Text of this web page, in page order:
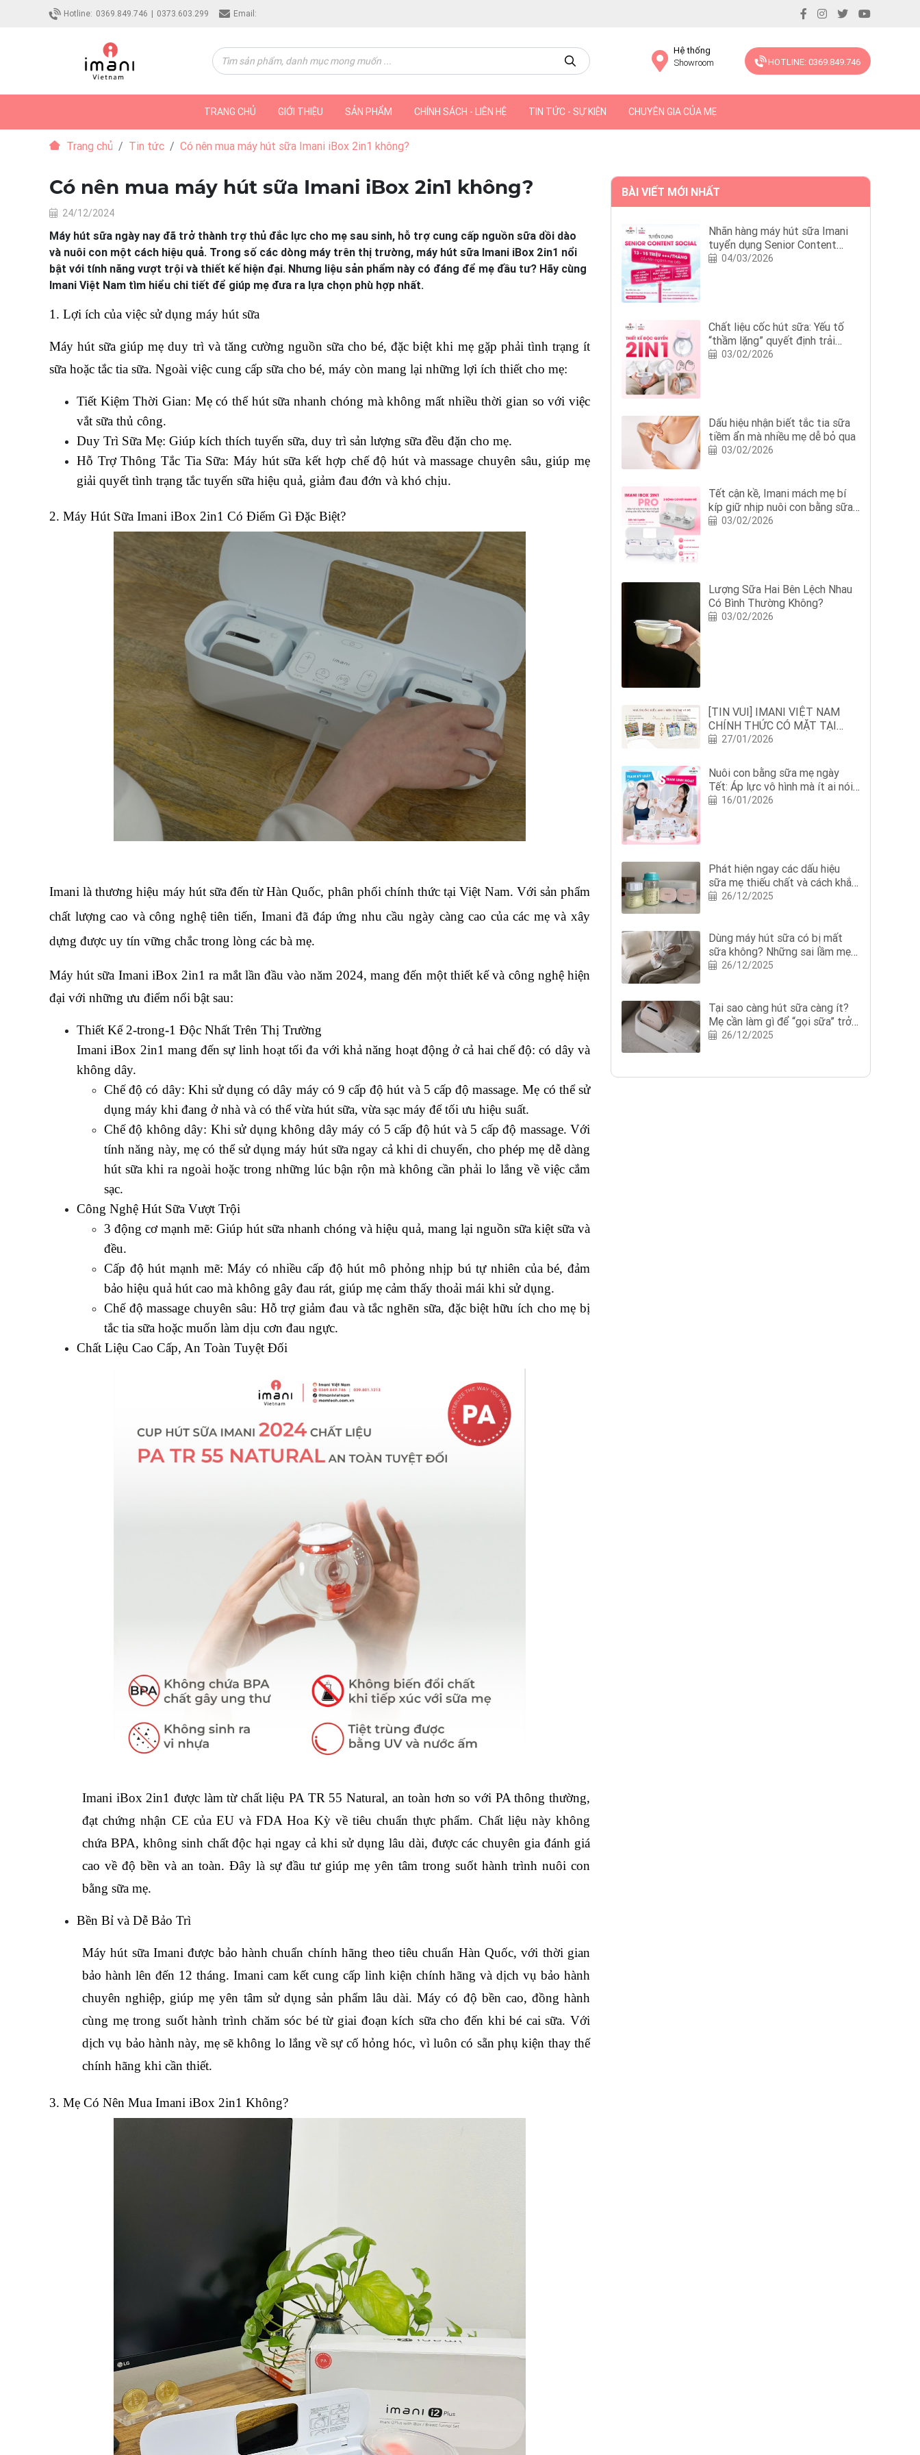
Hotline: 0369.849.746 | 0373.603.299 Email:
Hệ thống
Showroom
HOTLINE: 0369.849.746
TRANG CHỦ GIỚI THIỆU SẢN PHẨM CHÍNH SÁCH - LIÊN HỆ TIN TỨC - SỰ KIỆN CHUYÊN GIA CỦA MẸ
Trang chủ Tin tức Có nên mua máy hút sữa Imani iBox 2in1 không?
Có nên mua máy hút sữa Imani iBox 2in1 không?
24/12/2024
Máy hút sữa ngày nay đã trở thành trợ thủ đắc lực cho mẹ sau sinh, hỗ trợ cung cấp nguồn sữa dồi dào
và nuôi con một cách hiệu quả. Trong số các dòng máy trên thị trường, máy hút sữa Imani iBox 2in1 nổi
bật với tính năng vượt trội và thiết kế hiện đại. Nhưng liệu sản phẩm này có đáng để mẹ đầu tư? Hãy cùng
Imani Việt Nam tìm hiểu chi tiết để giúp mẹ đưa ra lựa chọn phù hợp nhất.
1. Lợi ích của việc sử dụng máy hút sữa
Máy hút sữa giúp mẹ duy trì và tăng cường nguồn sữa cho bé, đặc biệt khi mẹ gặp phải tình trạng ít
sữa hoặc tắc tia sữa. Ngoài việc cung cấp sữa cho bé, máy còn mang lại những lợi ích thiết cho mẹ:
Tiết Kiệm Thời Gian: Mẹ có thể hút sữa nhanh chóng mà không mất nhiều thời gian so với việc
vắt sữa thủ công.
Duy Trì Sữa Mẹ: Giúp kích thích tuyến sữa, duy trì sản lượng sữa đều đặn cho mẹ.
Hỗ Trợ Thông Tắc Tia Sữa: Máy hút sữa kết hợp chế độ hút và massage chuyên sâu, giúp mẹ
giải quyết tình trạng tắc tuyến sữa hiệu quả, giảm đau đớn và khó chịu.
2. Máy Hút Sữa Imani iBox 2in1 Có Điểm Gì Đặc Biệt?
Imani là thương hiệu máy hút sữa đến từ Hàn Quốc, phân phối chính thức tại Việt Nam. Với sản phẩm
chất lượng cao và công nghệ tiên tiến, Imani đã đáp ứng nhu cầu ngày càng cao của các mẹ và xây
dựng được uy tín vững chắc trong lòng các bà mẹ.
Máy hút sữa Imani iBox 2in1 ra mắt lần đầu vào năm 2024, mang đến một thiết kế và công nghệ hiện
đại với những ưu điểm nổi bật sau:
Thiết Kế 2-trong-1 Độc Nhất Trên Thị Trường
Imani iBox 2in1 mang đến sự linh hoạt tối đa với khả năng hoạt động ở cả hai chế độ: có dây và
không dây.
Chế độ có dây: Khi sử dụng có dây máy có 9 cấp độ hút và 5 cấp độ massage. Mẹ có thể sử
dụng máy khi đang ở nhà và có thể vừa hút sữa, vừa sạc máy để tối ưu hiệu suất.
Chế độ không dây: Khi sử dụng không dây máy có 5 cấp độ hút và 5 cấp độ massage. Với
tính năng này, mẹ có thể sử dụng máy hút sữa ngay cả khi di chuyển, cho phép mẹ dễ dàng
hút sữa khi ra ngoài hoặc trong những lúc bận rộn mà không cần phải lo lắng về việc cắm
sạc.
Công Nghệ Hút Sữa Vượt Trội
3 động cơ mạnh mẽ: Giúp hút sữa nhanh chóng và hiệu quả, mang lại nguồn sữa kiệt sữa và
đều.
Cấp độ hút mạnh mẽ: Máy có nhiều cấp độ hút mô phỏng nhịp bú tự nhiên của bé, đảm
bảo hiệu quả hút cao mà không gây đau rát, giúp mẹ cảm thấy thoải mái khi sử dụng.
Chế độ massage chuyên sâu: Hỗ trợ giảm đau và tắc nghẽn sữa, đặc biệt hữu ích cho mẹ bị
tắc tia sữa hoặc muốn làm dịu cơn đau ngực.
Chất Liệu Cao Cấp, An Toàn Tuyệt Đối
Imani iBox 2in1 được làm từ chất liệu PA TR 55 Natural, an toàn hơn so với PA thông thường,
đạt chứng nhận CE của EU và FDA Hoa Kỳ về tiêu chuẩn thực phẩm. Chất liệu này không
chứa BPA, không sinh chất độc hại ngay cả khi sử dụng lâu dài, được các chuyên gia đánh giá
cao về độ bền và an toàn. Đây là sự đầu tư giúp mẹ yên tâm trong suốt hành trình nuôi con
bằng sữa mẹ.
Bền Bỉ và Dễ Bảo Trì
Máy hút sữa Imani được bảo hành chuẩn chính hãng theo tiêu chuẩn Hàn Quốc, với thời gian
bảo hành lên đến 12 tháng. Imani cam kết cung cấp linh kiện chính hãng và dịch vụ bảo hành
chuyên nghiệp, giúp mẹ yên tâm sử dụng sản phẩm lâu dài. Máy có độ bền cao, đồng hành
cùng mẹ trong suốt hành trình chăm sóc bé từ giai đoạn kích sữa cho đến khi bé cai sữa. Với
dịch vụ bảo hành này, mẹ sẽ không lo lắng về sự cố hỏng hóc, vì luôn có sẵn phụ kiện thay thế
chính hãng khi cần thiết.
3. Mẹ Có Nên Mua Imani iBox 2in1 Không?
BÀI VIẾT MỚI NHẤT
Nhãn hàng máy hút sữa Imani
tuyển dụng Senior Content
Social
04/03/2026
Chất liệu cốc hút sữa: Yếu tố
“thầm lặng” quyết định trải
nghiệm hút sữa của mẹ
03/02/2026
Dấu hiệu nhận biết tắc tia sữa
tiềm ẩn mà nhiều mẹ dễ bỏ qua
03/02/2026
Tết cận kề, Imani mách mẹ bí
kíp giữ nhịp nuôi con bằng sữa
mẹ với Imani iBox 2in1 Pro
03/02/2026
Lượng Sữa Hai Bên Lệch Nhau
Có Bình Thường Không?
03/02/2026
[TIN VUI] IMANI VIỆT NAM
CHÍNH THỨC CÓ MẶT TẠI
NHÀ THUỐC HIẾU ANH: MẸ
NUÔI CON BẰNG SỮA MẸ
27/01/2026
Nuôi con bằng sữa mẹ ngày
Tết: Áp lực vô hình mà ít ai nói
với mẹ
16/01/2026
Phát hiện ngay các dấu hiệu
sữa mẹ thiếu chất và cách khắc
phục?26/12/2025
Dùng máy hút sữa có bị mất
sữa không? Những sai lầm mẹ
nên tránh khi dùng máy hút sữa
26/12/2025
Tại sao càng hút sữa càng ít?
Mẹ cần làm gì để “gọi sữa” trở
lại?26/12/2025